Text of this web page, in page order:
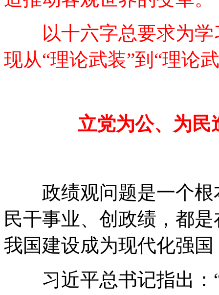
以十六字总要求为学
现从“理论武装”到“理论
立党为公、为民
政绩观问题是一个根
民干事业、创政绩，都
我国建设成为现代化强
习近平总书记指出：“